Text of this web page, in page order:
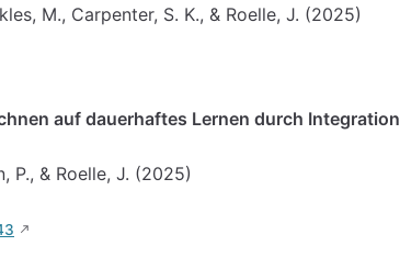
M., Carpenter, S. K., & Roelle, J. (2025)
auf dauerhaftes Lernen durch Integration
P., & Roelle, J. (2025)